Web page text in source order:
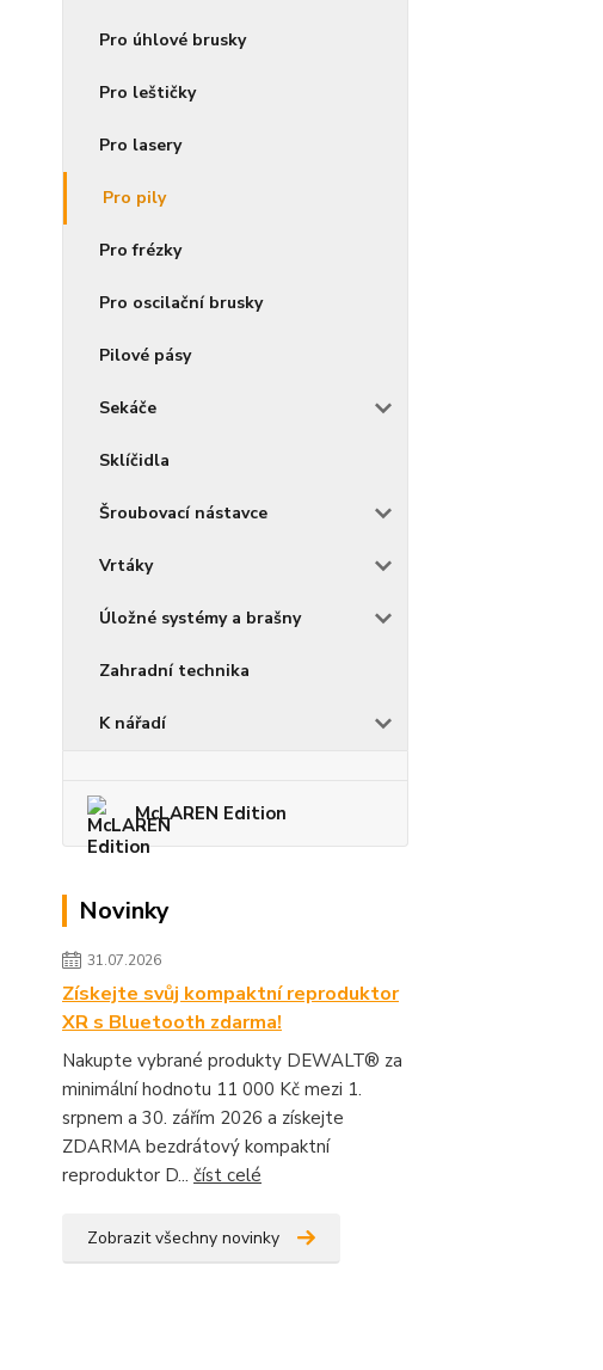
Pro úhlové brusky
Pro leštičky
Pro lasery
Pro pily
Pro frézky
Pro oscilační brusky
Pilové pásy
Sekáče
Sklíčidla
Šroubovací nástavce
Vrtáky
Úložné systémy a brašny
Zahradní technika
K nářadí
McLAREN Edition
Novinky
31.07.2026
Získejte svůj kompaktní reproduktor
XR s Bluetooth zdarma!
Nakupte vybrané produkty DEWALT® za
minimální hodnotu 11 000 Kč mezi 1.
srpnem a 30. zářím 2026 a získejte
ZDARMA bezdrátový kompaktní
reproduktor D... číst celé
Zobrazit všechny novinky